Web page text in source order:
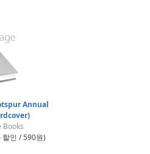
Annual
Books
할인 / 590원)